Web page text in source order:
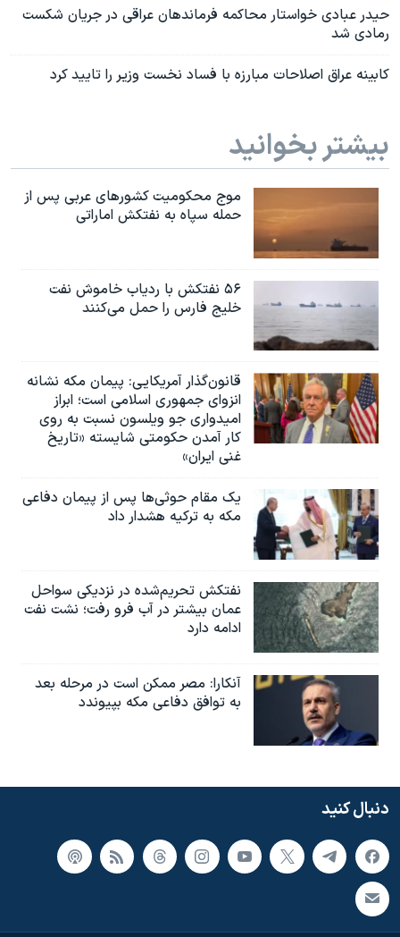
حیدر عبادی خواستار محاکمه فرماندهان عراقی در جریان شکست
رمادی شد
کابینه عراق اصلاحات مبارزه با فساد نخست وزیر را تایید کرد
بیشتر بخوانید
موج محکومیت کشورهای عربی پس از
حمله سپاه به نفتکش اماراتی
۵۶ نفتکش با ردیاب خاموش نفت
خلیج فارس را حمل می‌کنند
قانون‌گذار آمریکایی: پیمان مکه نشانه
انزوای جمهوری اسلامی است؛ ابراز
امیدواری جو ویلسون نسبت به روی
کار آمدن حکومتی شایسته «تاریخ
غنی ایران»
یک مقام حوثی‌ها پس از پیمان دفاعی
مکه به ترکیه هشدار داد
نفتکش تحریم‌شده در نزدیکی سواحل
عمان بیشتر در آب فرو رفت؛ نشت نفت
ادامه دارد
آنکارا: مصر ممکن است در مرحله بعد
به توافق دفاعی مکه بپیوندد
دنبال کنید